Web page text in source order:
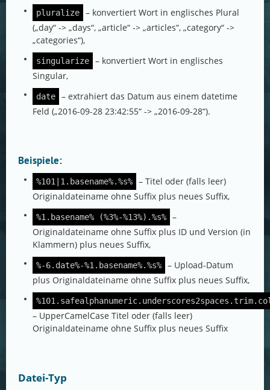
pluralize
– konvertiert Wort in englisches Plural
(„day“ -> „days“, „article“ -> „articles“, „category“ ->
„categories“),
singularize
– konvertiert Wort in englisches
Singular,
date
– extrahiert das Datum aus einem datetime
Feld („2016-09-28 23:42:55“ -> „2016-09-28“).
Beispiele:
%101|1.basename%.%s%
– Titel oder (falls leer)
Originaldateiname ohne Suffix plus neues Suffix,
%1.basename% (%3%-%13%).%s%
–
Originaldateiname ohne Suffix plus ID und Version (in
Klammern) plus neues Suffix,
%-6.date%-%1.basename%.%s%
– Upload-Datum
plus Originaldateiname ohne Suffix plus neues Suffix,
– UpperCamelCase Titel oder (falls leer)
Originaldateiname ohne Suffix plus neues Suffix
Datei-Typ